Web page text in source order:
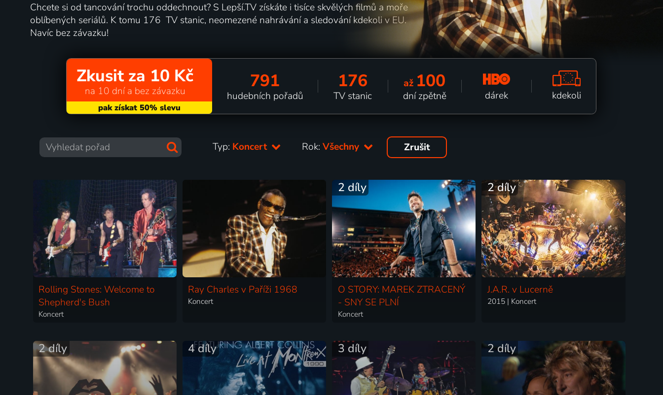
Chcete si od tancování trochu oddechnout? S Lepší.TV získáte i tisíce skvělých filmů a moře
oblíbených seriálů. K tomu 176 TV stanic, neomezené nahrávání a sledování kdekoli v EU.
Navíc bez závazku!
Zkusit za 10 Kč
na 10 dní a bez závazku 791
hudebních pořadů
176
TV stanic
až 100
dní zpětně dárek kdekoli
Typ: Koncert Rok:Všechny Zrušit
Rolling Stones: Welcome to
Shepherd's Bush
Koncert
Ray Charles v Paříži 1968
Koncert
2 díly
O STORY: MAREK ZTRACENÝ
- SNY SE PLNÍ
Koncert
2 díly
J.A.R. v Lucerně
2015 | Koncert
2 díly 4 díly 3 díly 2 díly